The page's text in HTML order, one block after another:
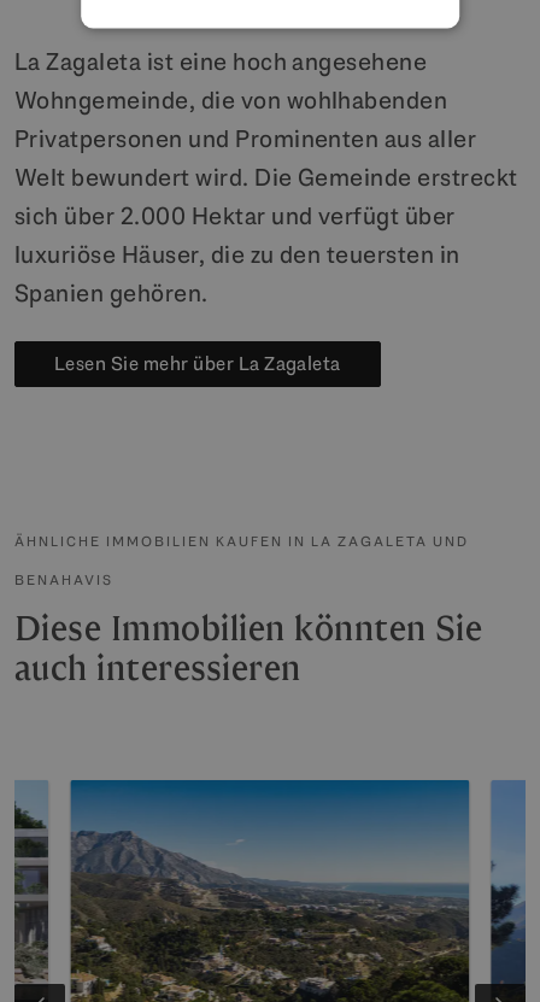
La Zagaleta ist eine hoch angesehene
Wohngemeinde, die von wohlhabenden
Privatpersonen und Prominenten aus aller
Welt bewundert wird. Die Gemeinde erstreckt
sich über 2.000 Hektar und verfügt über
luxuriöse Häuser, die zu den teuersten in
Spanien gehören.
Lesen Sie mehr über La Zagaleta
ÄHNLICHE IMMOBILIEN KAUFEN IN LA ZAGALETA UND
BENAHAVIS
Diese Immobilien könnten Sie
auch interessieren